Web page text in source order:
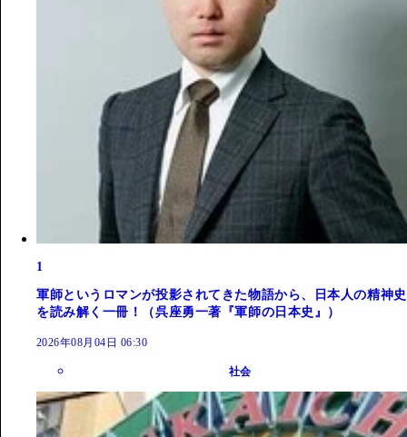
1
軍師というロマンが投影されてきた物語から、日本人の精神史
を読み解く一冊！（呉座勇一著『軍師の日本史』）
2026年08月04日 06:30
社会